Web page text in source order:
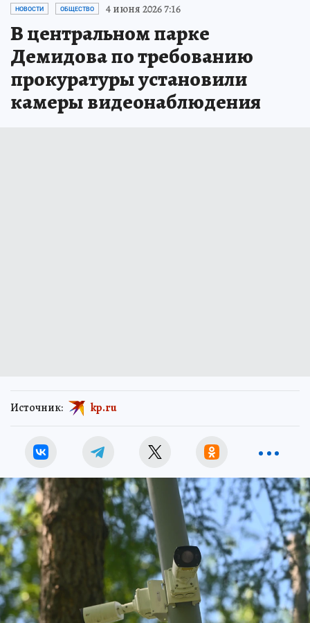
НОВОСТИ ОБЩЕСТВО 4 июня 2026 7:16
В центральном парке
Демидова по требованию
прокуратуры установили
камеры видеонаблюдения
Источник: kp.ru